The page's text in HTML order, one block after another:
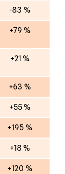
-83 %
+79 %
+21 %
+63 %
+55 %
+195 %
+18 %
+120 %